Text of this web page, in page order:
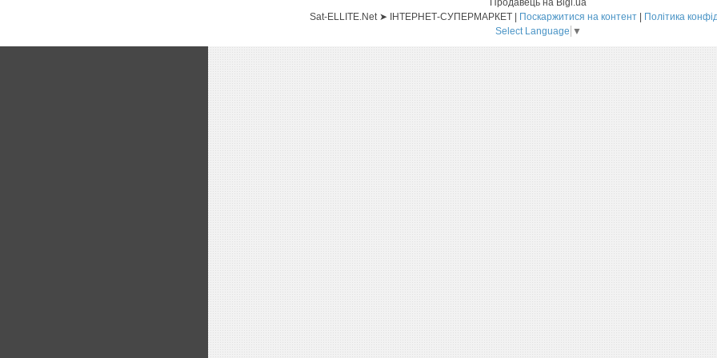
Sat-ELLITE.Net ➤ ІНТЕРНЕТ-СУПЕРМАРКЕТ | Поскаржитися на контент | Політика
Select Language ▼